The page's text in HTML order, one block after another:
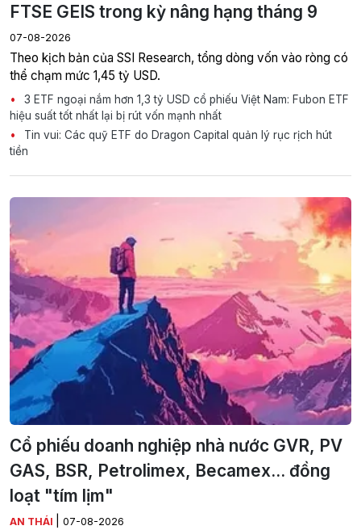
FTSE GEIS trong kỳ nâng hạng tháng 9
07-08-2026
Theo kịch bản của SSI Research, tổng dòng vốn vào ròng có
thể chạm mức 1,45 tỷ USD.
3 ETF ngoại nắm hơn 1,3 tỷ USD cổ phiếu Việt Nam: Fubon ETF
hiệu suất tốt nhất lại bị rút vốn mạnh nhất
Tin vui: Các quỹ ETF do Dragon Capital quản lý rục rịch hút
tiền
Cổ phiếu doanh nghiệp nhà nước GVR, PV
GAS, BSR, Petrolimex, Becamex... đồng
loạt "tím lịm"
AN THÁI 07-08-2026